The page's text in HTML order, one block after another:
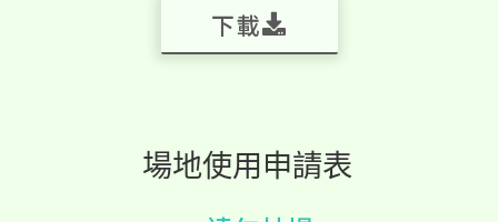
下載
場地使用申請表